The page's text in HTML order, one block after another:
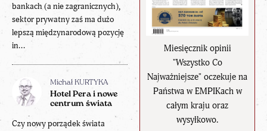
Miesięcznik opinii
"Wszystko Co
Najważniejsze" oczekuje na
Państwa w EMPIKach w
całym kraju oraz
wysyłkowo.
bankach (a nie zagranicznych),
sektor prywatny zaś ma dużo
lepszą międzynarodową pozycję
in...
Michał KURTYKA
Hotel Pera i nowe
centrum świata
Czy nowy porządek świata